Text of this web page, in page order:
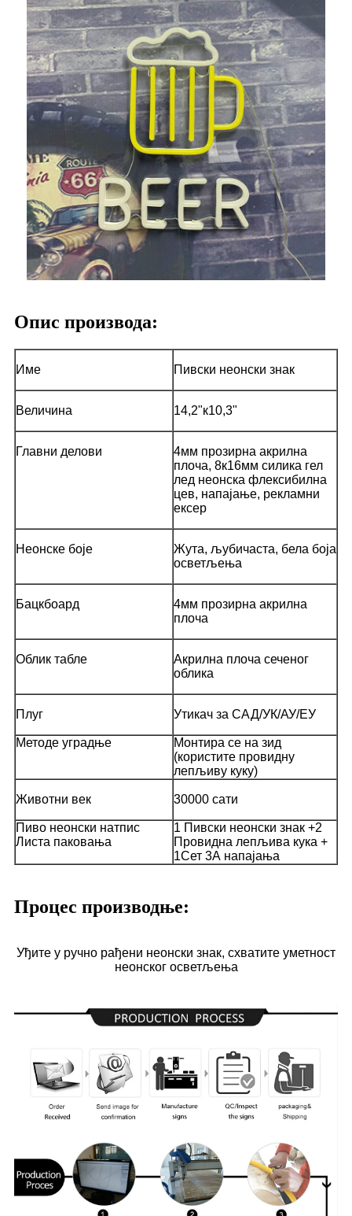
Опис производа:
Име Пивски неонски знак
Величина 14,2"к10,3"
Главни делови
4мм прозирна акрилна
плоча, 8к16мм силика гел
лед неонска флексибилна
цев, напајање, рекламни
ексер
Неонске боје
Жута, љубичаста, бела боја
осветљења
Бацкбоард
4мм прозирна акрилна
плоча
Облик табле
Акрилна плоча сеченог
облика
Плуг Утикач за САД/УК/АУ/ЕУ
Методе уградње
Монтира се на зид
(користите провидну
лепљиву куку)
Животни век 30000 сати
Пиво неонски натпис
Листа паковања
1 Пивски неонски знак +2
Провидна лепљива кука +
1Сет 3А напајања
Процес производње:
Уђите у ручно рађени неонски знак, схватите уметност
неонског осветљења